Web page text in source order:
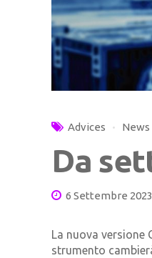
Advices News
Da
6 Settembre 2023
La nuova versione
strumento